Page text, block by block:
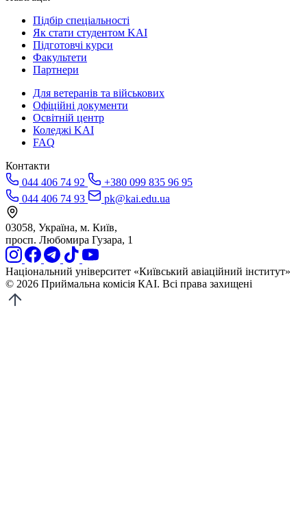
Підбір спеціальності
Як стати студентом KAI
Підготовчі курси
Факультети
Партнери
Для ветеранів та військових
Офіційні документи
Освітній центр
Коледжі KAI
FAQ
Контакти
044 406 74 92
+380 099 835 96 95
044 406 74 93
pk@kai.edu.ua
03058, Україна, м. Київ,
просп. Любомира Гузара, 1
Національний університет «Київський авіаційний інститут»
© 2026 Приймальна комісія КАІ. Всі права захищені